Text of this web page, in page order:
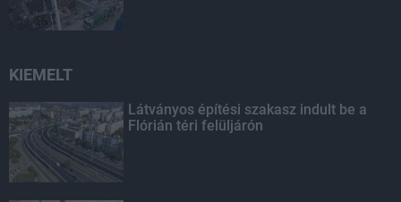
KIEMELT
Látványos építési szakasz indult be a
Flórián téri felüljárón